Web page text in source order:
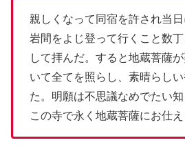
親しくなって同宿を許され当日
岩間をよじ登って行くこと数
して拝んだ。すると地蔵菩薩
いて全てを照らし、素晴らし
た。明願は不思議なめでたい知
この寺で永く地蔵菩薩にお仕え